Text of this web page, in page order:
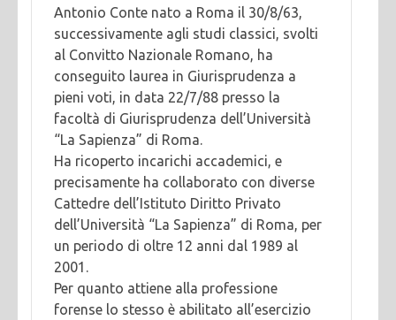
Antonio Conte nato a Roma il 30/8/63,
successivamente agli studi classici, svolti
al Convitto Nazionale Romano, ha
conseguito laurea in Giurisprudenza a
pieni voti, in data 22/7/88 presso la
facoltà di Giurisprudenza dell’Università
“La Sapienza” di Roma.
Ha ricoperto incarichi accademici, e
precisamente ha collaborato con diverse
Cattedre dell’Istituto Diritto Privato
dell’Università “La Sapienza” di Roma, per
un periodo di oltre 12 anni dal 1989 al
2001.
Per quanto attiene alla professione
forense lo stesso è abilitato all’esercizio